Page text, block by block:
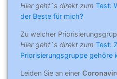
Hier geht´s direkt zum Test:
der Beste für mich?
Zu welcher
Hier geht´s direkt zum Test:
Priorisierungsgruppe gehöre
Leiden Sie an einer